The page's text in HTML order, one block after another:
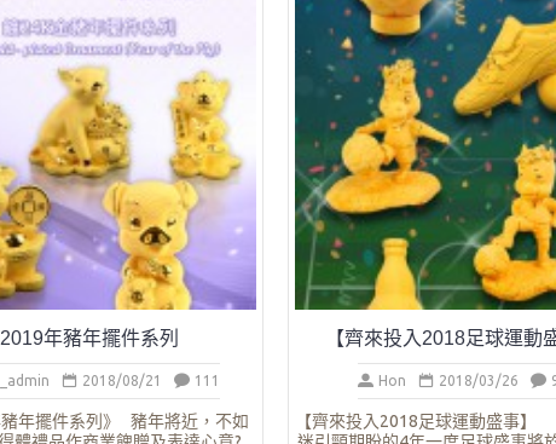
2019年豬年擺件系列
2018/08/21 111
豬年擺件系列》 豬年將近，不如
【齊來投入2018足球運動
Hon 2018/03/26
【齊來投入2018足球運動盛事